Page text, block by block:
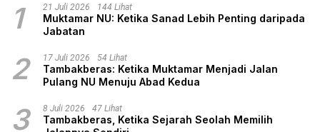
1 21 Juli 2026 144 Lihat
Muktamar NU: Ketika Sanad Lebih Penting daripada
Jabatan
2 17 Juli 2026 54 Lihat
Tambakberas: Ketika Muktamar Menjadi Jalan
Pulang NU Menuju Abad Kedua
3 8 Juli 2026 47 Lihat
Tambakberas, Ketika Sejarah Seolah Memilih